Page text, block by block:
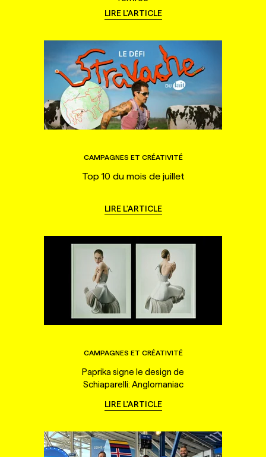
LIRE L'ARTICLE
CAMPAGNES ET CRÉATIVITÉ
Top 10 du mois de juillet
LIRE L'ARTICLE
CAMPAGNES ET CRÉATIVITÉ
Paprika signe le design de
Schiaparelli: Anglomaniac
LIRE L'ARTICLE